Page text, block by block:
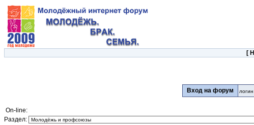
[
Вход на форум логин
On-line:
Раздел: